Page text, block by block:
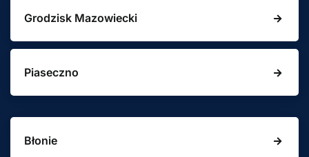
Grodzisk Mazowiecki
Piaseczno
Błonie